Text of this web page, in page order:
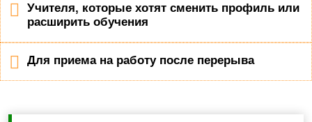
Учителя, которые хотят сменить профиль или
расширить обучения
Для приема на работу после перерыва